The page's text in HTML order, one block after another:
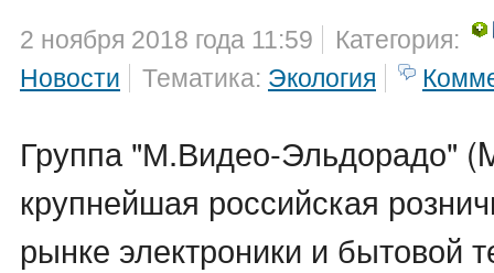
2 ноября 2018 года 11:59
Категория:
Новости
Тематика: Экология
Группа "М.Видео-Эльдорадо"
крупнейшая российская
рынке электроники и бытовой